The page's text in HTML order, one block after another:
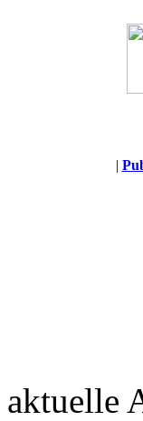
|
aktuelle